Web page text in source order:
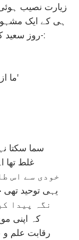
زيارت نصيب
ہی کے ايک
روز سعيد کی يادگار ميں سپرد قلم کيے گئے-:
'ما از پے سنائی و عطار آمديم'
سما سکتا
غلط تھا
خودی سے اس
يہی توحيد
نگہ پيدا
کہ اپنی
رقابت علم و